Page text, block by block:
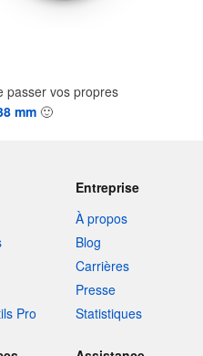
passer vos propres
mm 🙂
Pro
Entreprise
À propos
Blog
Carrières
Presse
Statistiques